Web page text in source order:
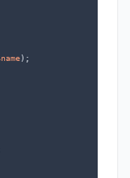
);